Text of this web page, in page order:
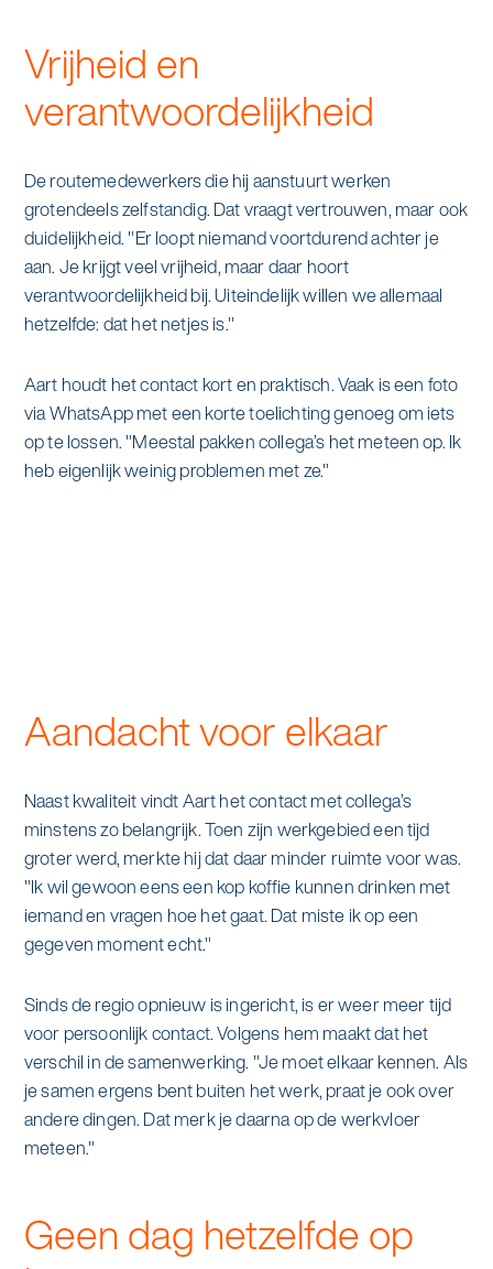
Vrijheid en
verantwoordelijkheid
De routemedewerkers die hij aanstuurt werken
grotendeels zelfstandig. Dat vraagt vertrouwen, maar ook
duidelijkheid. "Er loopt niemand voortdurend achter je
aan. Je krijgt veel vrijheid, maar daar hoort
verantwoordelijkheid bij. Uiteindelijk willen we allemaal
hetzelfde: dat het netjes is."
Aart houdt het contact kort en praktisch. Vaak is een foto
via WhatsApp met een korte toelichting genoeg om iets
op te lossen. "Meestal pakken collega’s het meteen op. Ik
heb eigenlijk weinig problemen met ze."
Aandacht voor elkaar
Naast kwaliteit vindt Aart het contact met collega’s
minstens zo belangrijk. Toen zijn werkgebied een tijd
groter werd, merkte hij dat daar minder ruimte voor was.
"Ik wil gewoon eens een kop koffie kunnen drinken met
iemand en vragen hoe het gaat. Dat miste ik op een
gegeven moment echt."
Sinds de regio opnieuw is ingericht, is er weer meer tijd
voor persoonlijk contact. Volgens hem maakt dat het
verschil in de samenwerking. "Je moet elkaar kennen. Als
je samen ergens bent buiten het werk, praat je ook over
andere dingen. Dat merk je daarna op de werkvloer
meteen."
Geen dag hetzelfde op